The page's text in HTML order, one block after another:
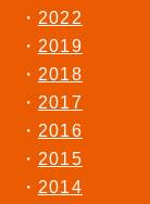
2022
2019
2018
2017
2016
2015
2014